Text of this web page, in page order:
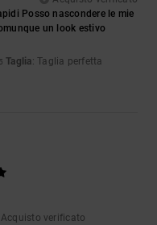
Posso nascondere le mie
un look estivo
Taglia: Taglia perfetta
Acquisto verificato